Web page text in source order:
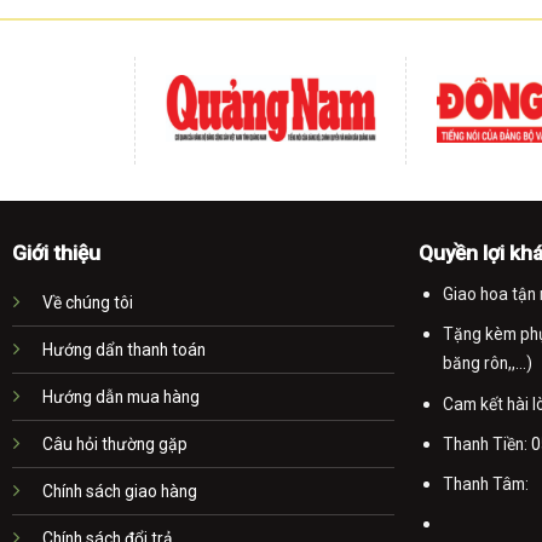
Giới thiệu
Về chúng tôi
Hướng dẩn thanh toán
Hướng dẫn mua hàng
Câu hỏi thường gặp
Chính sách giao hàng
Quyền lợi
Giao hoa tận
Tặng kèm
băng rôn,,...)
Cam kết hài
Thanh Tiền:
Thanh Tâm: